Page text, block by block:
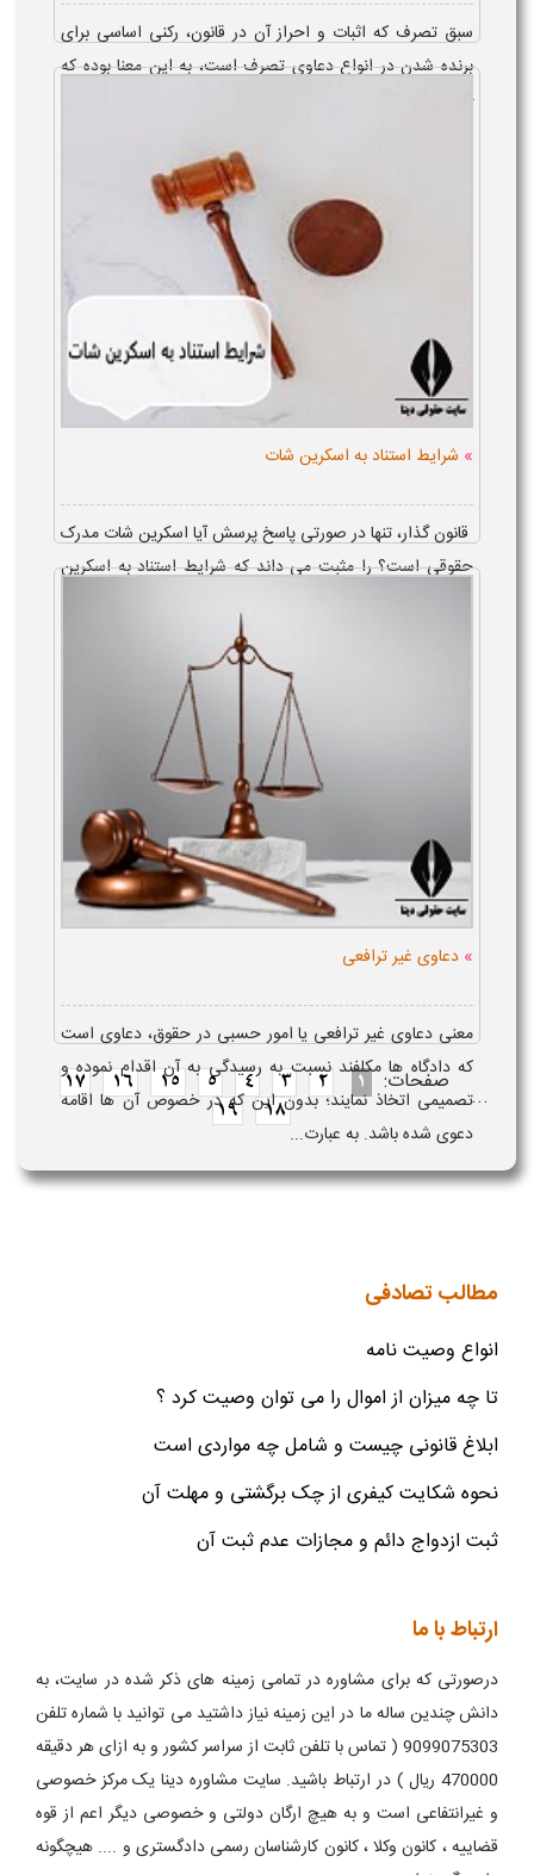
سبق تصرف که اثبات و احراز آن در قانون، رکنی اساسی برای
برنده شدن در انواع دعاوی تصرف است، به این معنا بوده که
» شرایط استناد به اسکرین شات
قانون گذار، تنها در صورتی پاسخ پرسش آیا اسکرین شات مدرک
حقوقی است؟ را مثبت می داند که شرایط استناد به اسکرین
» دعاوی غیر ترافعی
معنی دعاوی غیر ترافعی یا امور حسبی در حقوق، دعاوی است
که دادگاه ها مکلفند نسبت به رسیدگی به آن اقدام نموده و
تصمیمی اتخاذ نمایند؛ بدون این که در خصوص آن ها اقامه
دعوی شده باشد. به عبارت...
صفحات: 1
2
3
4
5 ...
15
16
17
18
19
مطالب تصادفی
انواع وصیت نامه
تا چه میزان از اموال را می توان وصیت کرد ؟
ابلاغ قانونی چیست و شامل چه مواردی است
نحوه شکایت کیفری از چک برگشتی و مهلت آن
ثبت ازدواج دائم و مجازات عدم ثبت آن
ارتباط با ما
درصورتی که برای مشاوره در تمامی زمینه های ذکر شده در سایت، به
دانش چندین ساله ما در این زمینه نیاز داشتید می توانید با شماره تلفن
9099075303 ( تماس با تلفن ثابت از سراسر کشور و به ازای هر دقیقه
470000 ریال ) در ارتباط باشید. سایت مشاوره دینا یک مرکز خصوصی
و غیرانتفاعی است و به هیچ ارگان دولتی و خصوصی دیگر اعم از قوه
قضاییه ، کانون وکلا ، کانون کارشناسان رسمی دادگستری و .... هیچگونه